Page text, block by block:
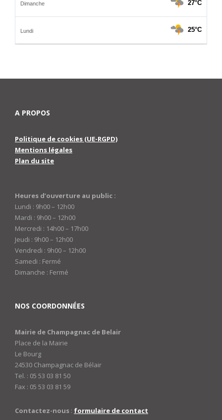
A PROPOS
Politique de cookies (UE-RGPD)
Mentions légales
Plan du site
Heures d’ouverture au public :
Lundi : 9h00 – 12h00
Mardi : 9h00 – 12h00
Mercredi : 14h00 – 17h00
Jeudi : 9h00 – 12h00
Vendredi : 9h00 – 12h00
Samedi : Fermé
Dimanche : Fermé
NOS COORDONNÉES
Mairie de Champagnac de Belair
Place de la Mairie
Le Bourg
24530 Champagnac de Bélair
Tel. : 05 53 03 81 50
Fax : 05 53 03 81 59
Contactez-nous : formulaire de contact